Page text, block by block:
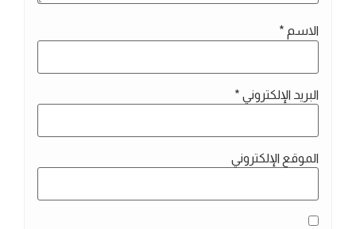
الاسم *
البريد الإلكتروني *
الموقع الإلكتروني